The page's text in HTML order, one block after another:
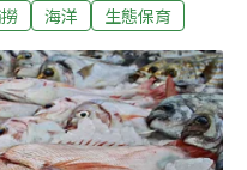
季節性漁業活動相互作
》。研究學者之
向《環境資訊中心》表
可以反推論出鯨豚受傷
漁業或風電相關管制政
海洋 生態保育